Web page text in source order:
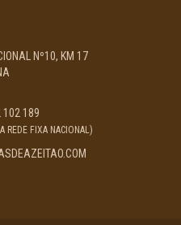
Nº10, KM 17
102 189
REDE FIXA NACIONAL)